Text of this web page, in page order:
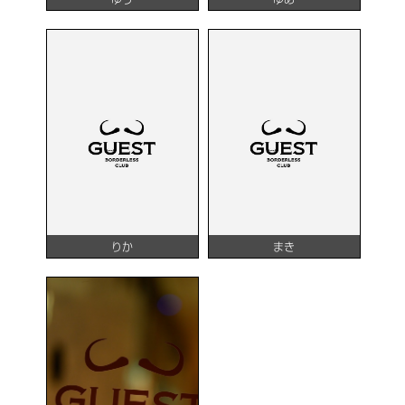
りか まき